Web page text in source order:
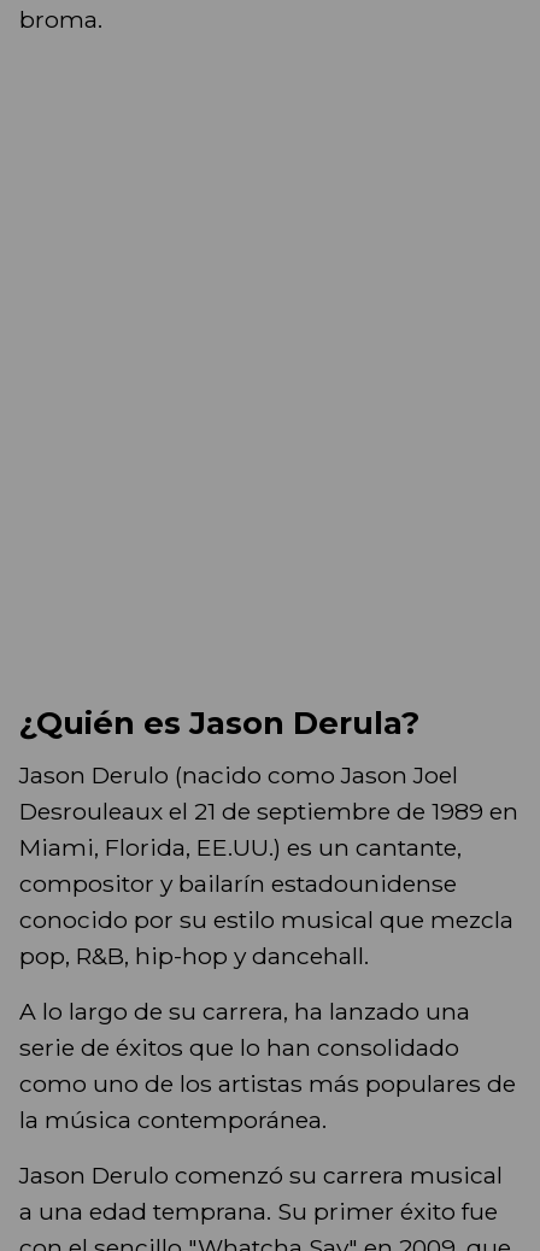
broma.
¿Quién es Jason Derula?
Jason Derulo (nacido como Jason Joel
Desrouleaux el 21 de septiembre de 1989 en
Miami, Florida, EE.UU.) es un cantante,
compositor y bailarín estadounidense
conocido por su estilo musical que mezcla
pop, R&B, hip-hop y dancehall.
A lo largo de su carrera, ha lanzado una
serie de éxitos que lo han consolidado
como uno de los artistas más populares de
la música contemporánea.
Jason Derulo comenzó su carrera musical
a una edad temprana. Su primer éxito fue